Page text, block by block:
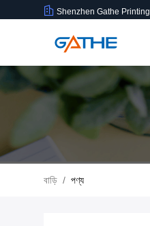
Shenzhen Gathe Printing
বাড়ি / পণ্য